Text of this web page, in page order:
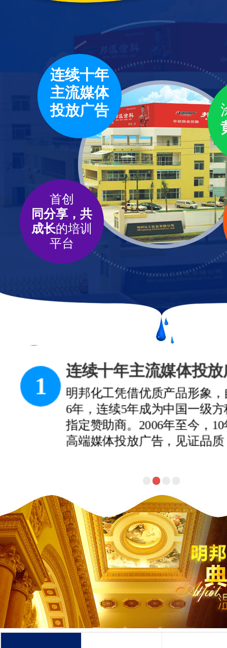
连续十年
主流媒体
投放广告
首创
同分享，共
成长的培训
平台
2
涂料中的黄埔军校
明邦化工构建了一整套科学
品牌、选址、培训、广告、
术、策略等全方位助力您的
速、高效的构建专营店。为